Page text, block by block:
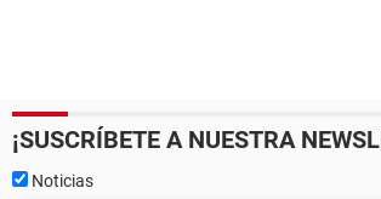
¡SUSCRÍBETE A NUESTRA
Noticias